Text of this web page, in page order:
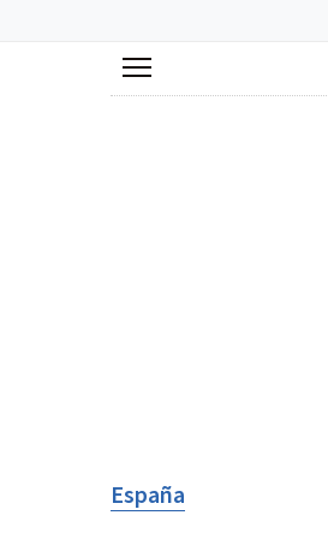
Menú
España